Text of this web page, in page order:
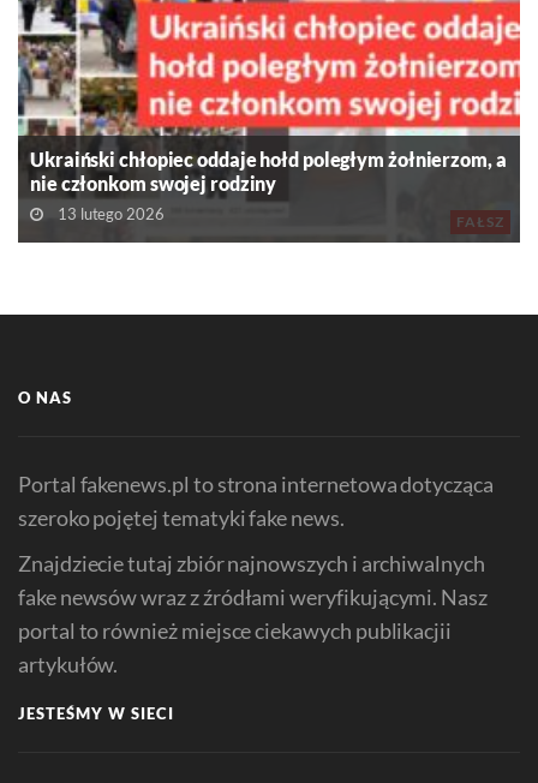
FAŁSZ
Ukraiński chłopiec oddaje hołd poległym żołnierzom, a
nie członkom swojej rodziny
13 lutego 2026
O NAS
Portal fakenews.pl to strona internetowa dotycząca
szeroko pojętej tematyki fake news.
Znajdziecie tutaj zbiór najnowszych i archiwalnych
fake newsów wraz z źródłami weryfikującymi. Nasz
portal to również miejsce ciekawych publikacjii
artykułów.
JESTEŚMY W SIECI